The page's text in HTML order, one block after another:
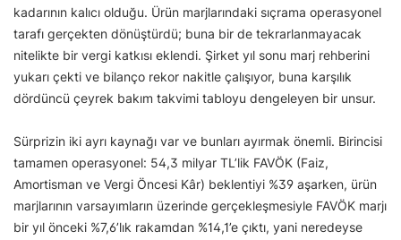
kadarının kalıcı olduğu. Ürün marjlarındaki sıçrama operasyonel
tarafı gerçekten dönüştürdü; buna bir de tekrarlanmayacak
nitelikte bir vergi katkısı eklendi. Şirket yıl sonu marj rehberini
yukarı çekti ve bilanço rekor nakitle çalışıyor, buna karşılık
dördüncü çeyrek bakım takvimi tabloyu dengeleyen bir unsur.
Sürprizin iki ayrı kaynağı var ve bunları ayırmak önemli. Birincisi
tamamen operasyonel: 54,3 milyar TL’lik FAVÖK (Faiz,
Amortisman ve Vergi Öncesi Kâr) beklentiyi %39 aşarken, ürün
marjlarının varsayımların üzerinde gerçekleşmesiyle FAVÖK marjı
bir yıl önceki %7,6’lık rakamdan %14,1’e çıktı, yani neredeyse